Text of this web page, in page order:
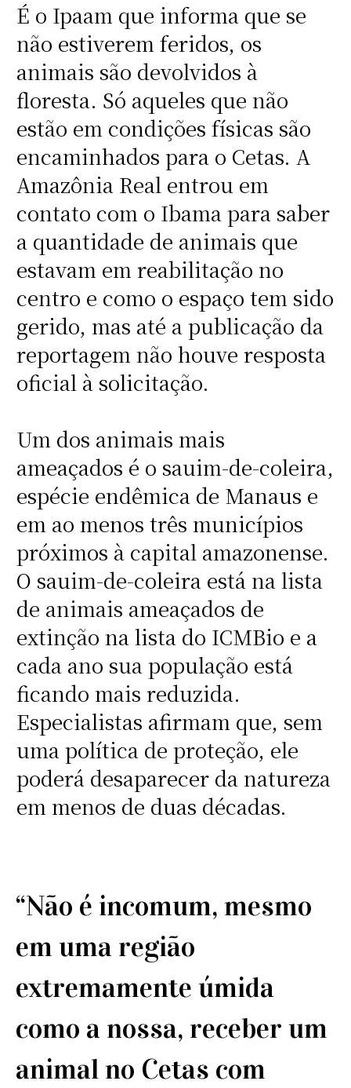
É o Ipaam que informa que se
não estiverem feridos, os
animais são devolvidos à
floresta. Só aqueles que não
estão em condições físicas são
encaminhados para o Cetas. A
Amazônia Real entrou em
contato com o Ibama para saber
a quantidade de animais que
estavam em reabilitação no
centro e como o espaço tem sido
gerido, mas até a publicação da
reportagem não houve resposta
oficial à solicitação.
Um dos animais mais
ameaçados é o sauim-de-coleira,
espécie endêmica de Manaus e
em ao menos três municípios
próximos à capital amazonense.
O sauim-de-coleira está na lista
de animais ameaçados de
extinção na lista do ICMBio e a
cada ano sua população está
ficando mais reduzida.
Especialistas afirmam que, sem
uma política de proteção, ele
poderá desaparecer da natureza
em menos de duas décadas.
“Não é incomum, mesmo
em uma região
extremamente úmida
como a nossa, receber um
animal no Cetas com